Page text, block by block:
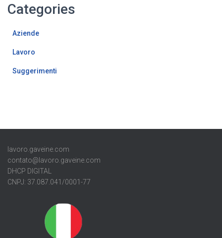
Categories
Aziende
Lavoro
Suggerimenti
lavoro.gaveine.com
contato@lavoro.gaveine.com
DHCP DIGITAL
CNPJ: 37.087.041/0001-77